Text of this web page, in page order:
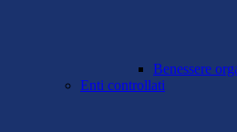
Benessere
Enti controllati